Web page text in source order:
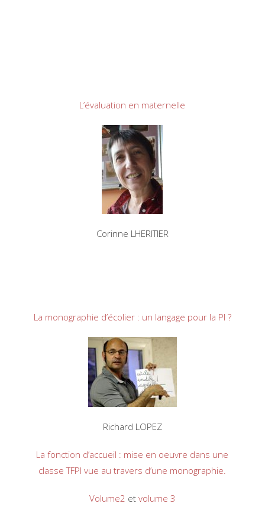
L’évaluation en maternelle
Corinne LHERITIER
La monographie d’écolier : un langage pour la PI ?
Richard LOPEZ
La fonction d’accueil : mise en oeuvre dans une
classe TFPI vue au travers d’une monographie.
Volume2 et volume 3